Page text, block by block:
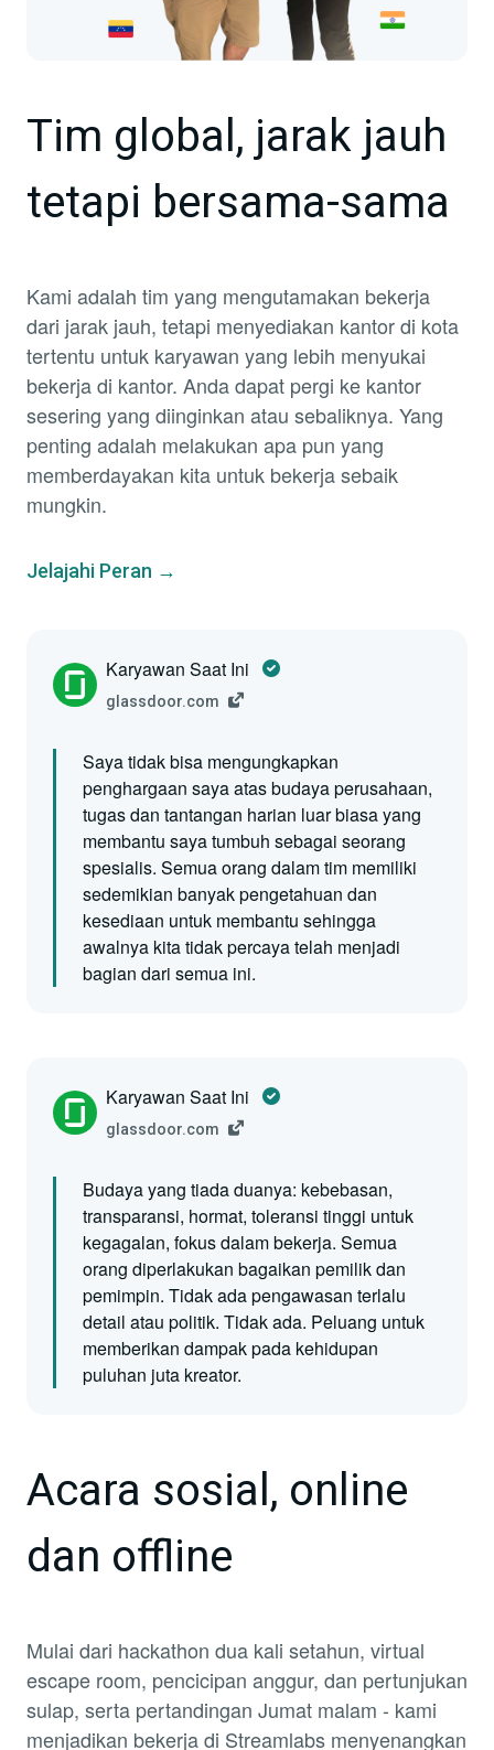
Tim global, jarak jauh
tetapi bersama-sama
Kami adalah tim yang mengutamakan bekerja
dari jarak jauh, tetapi menyediakan kantor di kota
tertentu untuk karyawan yang lebih menyukai
bekerja di kantor. Anda dapat pergi ke kantor
sesering yang diinginkan atau sebaliknya. Yang
penting adalah melakukan apa pun yang
memberdayakan kita untuk bekerja sebaik
mungkin.
Jelajahi Peran →
Karyawan Saat Ini
glassdoor.com
Saya tidak bisa mengungkapkan
penghargaan saya atas budaya perusahaan,
tugas dan tantangan harian luar biasa yang
membantu saya tumbuh sebagai seorang
spesialis. Semua orang dalam tim memiliki
sedemikian banyak pengetahuan dan
kesediaan untuk membantu sehingga
awalnya kita tidak percaya telah menjadi
bagian dari semua ini.
Karyawan Saat Ini
glassdoor.com
Budaya yang tiada duanya: kebebasan,
transparansi, hormat, toleransi tinggi untuk
kegagalan, fokus dalam bekerja. Semua
orang diperlakukan bagaikan pemilik dan
pemimpin. Tidak ada pengawasan terlalu
detail atau politik. Tidak ada. Peluang untuk
memberikan dampak pada kehidupan
puluhan juta kreator.
Acara sosial, online
dan offline
Mulai dari hackathon dua kali setahun, virtual
escape room, pencicipan anggur, dan pertunjukan
sulap, serta pertandingan Jumat malam - kami
menjadikan bekerja di Streamlabs menyenangkan